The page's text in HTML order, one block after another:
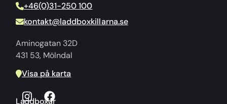
+46(0)31-250 100
kontakt@laddboxkillarna.se
Aminogatan 32D
431 53, Mölndal
Visa på karta
Laddboxar